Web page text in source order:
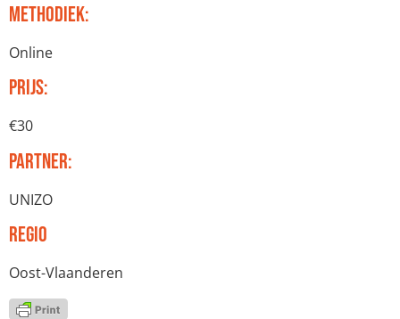
Methodiek:
Online
Prijs:
€30
Partner:
UNIZO
Regio
Oost-Vlaanderen